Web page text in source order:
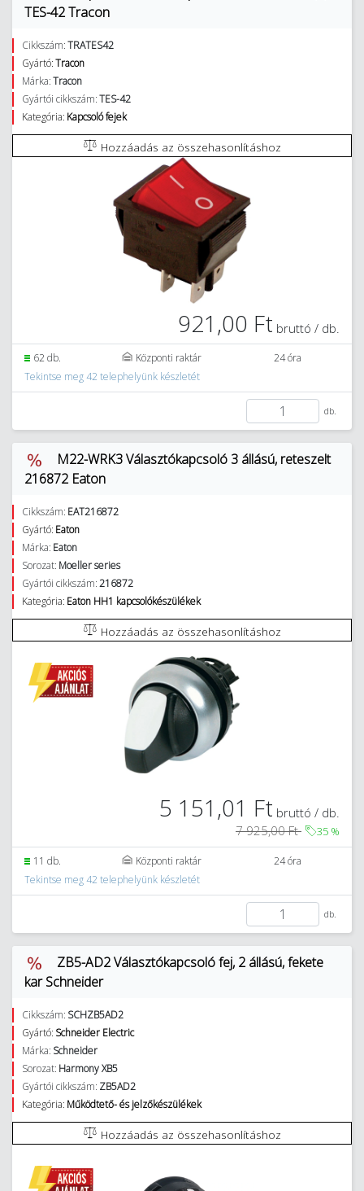
TES-42 Tracon
Cikkszám:TRATES42
Gyártó:Tracon
Márka:Tracon
Gyártói cikkszám:TES-42
Kategória: Kapcsoló fejek
Hozzáadás az összehasonlításhoz
921,00 Ft bruttó / db.
62 db. Központi raktár
24 óra
Tekintse meg 42 telephelyünk készletét
db.
M22-WRK3 Választókapcsoló 3 állású, reteszelt
216872 Eaton
Cikkszám: EAT216872
Gyártó: Eaton
Márka: Eaton
Sorozat: Moeller series
Gyártói cikkszám:216872
Kategória: Eaton HH1 kapcsolókészülékek
Hozzáadás az összehasonlításhoz
5 151,01 Ft bruttó / db.
7 925,00 Ft
35 %
11 db. Központi raktár
24 óra
Tekintse meg 42 telephelyünk készletét
db.
ZB5-AD2 Választókapcsoló fej, 2 állású, fekete
kar Schneider
Cikkszám: SCHZB5AD2
Gyártó: Schneider Electric
Márka: Schneider
Sorozat: Harmony XB5
Gyártói cikkszám: ZB5AD2
Kategória: Működtető- és jelzőkészülékek
Hozzáadás az összehasonlításhoz